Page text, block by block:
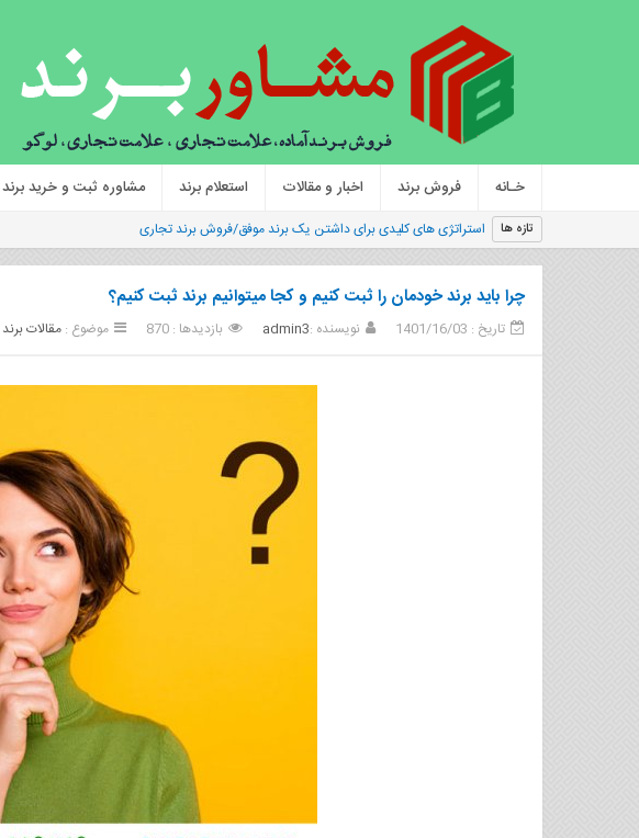
خـانه فروش برند اخبار و مقالات استعلام برند مشاوره ثبت و خرید برند
تازه ها استراتژی های کلیدی برای داشتن یک برند موفق/فروش برند تجاری
چرا باید برند خودمان را ثبت کنیم و کجا میتوانیم برند ثبت کنیم؟
تاریخ : 1401/16/03 نویسنده :admin3 بازدیدها : 870 موضوع : مقالات برند